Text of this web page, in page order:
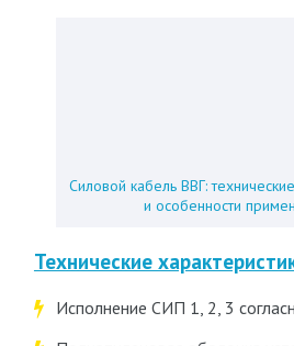
Силовой кабель ВВГ:
и особенности
Технические
Исполнение СИП 1, 2, 3